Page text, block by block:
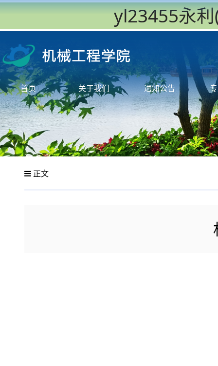
yl23455永
首页 关于我们 通知公告
正文